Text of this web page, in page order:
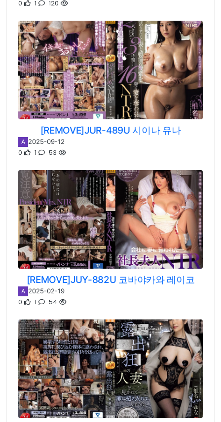
0 1 120
[REMOVE]JUR-489U 시이나 유나
A 2025-09-12
0 1 53
[REMOVE]JUY-882U 코바야카와 레이코
A 2025-02-19
0 1 54